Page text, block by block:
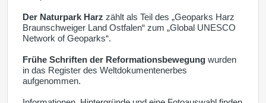
Der Naturpark Harz zählt als Teil des „Geoparks Harz
Braunschweiger Land Ostfalen“ zum „Global UNESCO
Network of Geoparks“.
Frühe Schriften der Reformationsbewegung wurden
in das Register des Weltdokumentenerbes
aufgenommen.